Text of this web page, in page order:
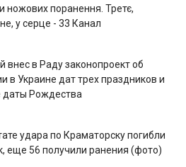
ножових поранення. Третє,
у серце - 33 Канал
внес в Раду законопроект об
в Украине дат трех праздников и
даты Рождества
удара по Краматорску погибли
еще 56 получили ранения (фото)